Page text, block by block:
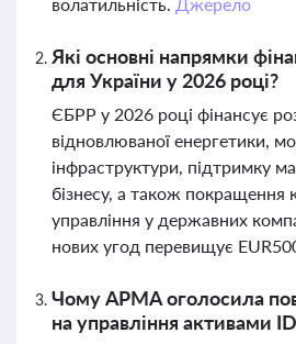
Які основні напрямки
для України у 2026 році?
ЄБРР у 2026 році фінансує
відновлюваної енергетики,
інфраструктури, підтримку
бізнесу, а також покращення
управління у державних
нових угод перевищує
Чому АРМА оголосила
на управління активами